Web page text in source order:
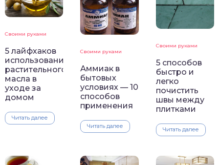
Своими руками
5 лайфхаков
использования
растительного
масла в
уходе за
домом
Читать далее
Своими руками
Аммиак в
бытовых
условиях — 10
способов
применения
Читать далее
Своими руками
5 способов
быстро и
легко
почистить
швы между
плитками
Читать далее